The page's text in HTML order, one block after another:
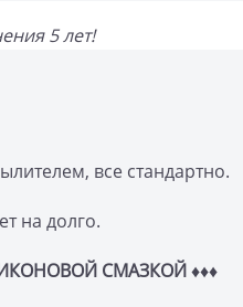
5 лет!
все стандартно.
на долго.
СМАЗКОЙ♦♦♦